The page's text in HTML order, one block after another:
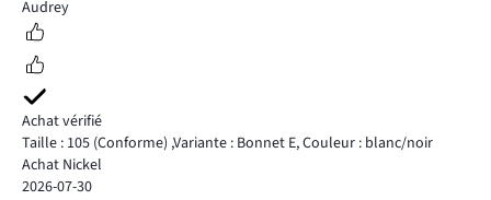
5
Audrey
Achat vérifié
Taille : 105 (Conforme) ,Variante : Bonnet E,Couleur : blanc/noir
Achat Nickel
2026-07-30